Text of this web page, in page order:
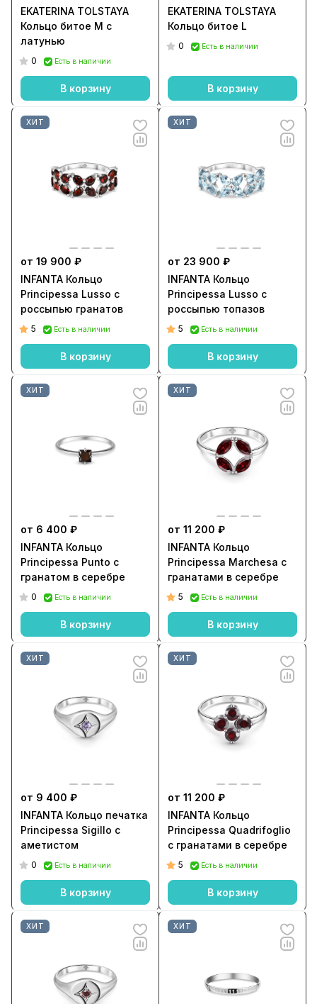
EKATERINA TOLSTAYA
Кольцо битое M с
латунью
0 Есть в наличии
В корзину
EKATERINA TOLSTAYA
Кольцо битое L
0 Есть в наличии
В корзину
ХИТ
от 19 900 ₽
INFANTA Кольцо
Principessa Lusso с
россыпью гранатов
5 Есть в наличии
В корзину
ХИТ
от 23 900 ₽
INFANTA Кольцо
Principessa Lusso с
россыпью топазов
5 Есть в наличии
В корзину
ХИТ
от 6 400 ₽
INFANTA Кольцо
Principessa Punto с
гранатом в серебре
0 Есть в наличии
В корзину
ХИТ
от 11 200 ₽
INFANTA Кольцо
Principessa Marchesa с
гранатами в серебре
5 Есть в наличии
В корзину
ХИТ
от 9 400 ₽
INFANTA Кольцо печатка
Principessa Sigillo с
аметистом
0 Есть в наличии
В корзину
ХИТ
от 11 200 ₽
INFANTA Кольцо
Principessa Quadrifoglio
с гранатами в серебре
5 Есть в наличии
В корзину
ХИТ ХИТ